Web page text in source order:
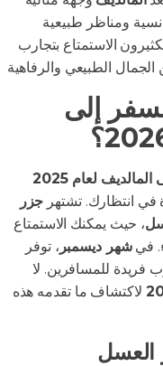
ومناظر طبيعية
الاستمتاع بتجارب
إلى
لعام 2025
انتظارك. تشتهر جزر
، حيث يمكنك الاستمتاع
فيشهر ديسمبر ، توفر
فريدة للمسافرين. لا
لاكتشاف ما تقدمه هذه
العسل